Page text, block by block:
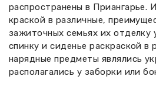
распространены в Приангарье.
краской в различные,
зажиточных семьях их отделку
спинку и сиденье раскраской в
нарядные предметы являлись
располагались у заборки или